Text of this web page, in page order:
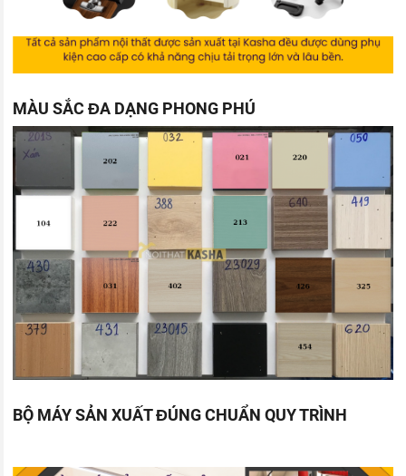
MÀU SẮC ĐA DẠNG PHONG PHÚ
BỘ MÁY SẢN XUẤT ĐÚNG CHUẨN QUY TRÌNH